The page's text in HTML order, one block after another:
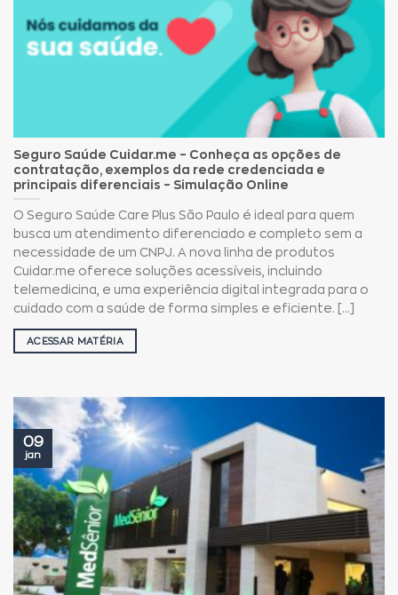
Seguro Saúde Cuidar.me – Conheça as opções de
contratação, exemplos da rede credenciada e
principais diferenciais – Simulação Online
O Seguro Saúde Care Plus São Paulo é ideal para quem
busca um atendimento diferenciado e completo sem a
necessidade de um CNPJ. A nova linha de produtos
Cuidar.me oferece soluções acessíveis, incluindo
telemedicina, e uma experiência digital integrada para o
cuidado com a saúde de forma simples e eficiente. [...]
ACESSAR MATÉRIA
09
jan